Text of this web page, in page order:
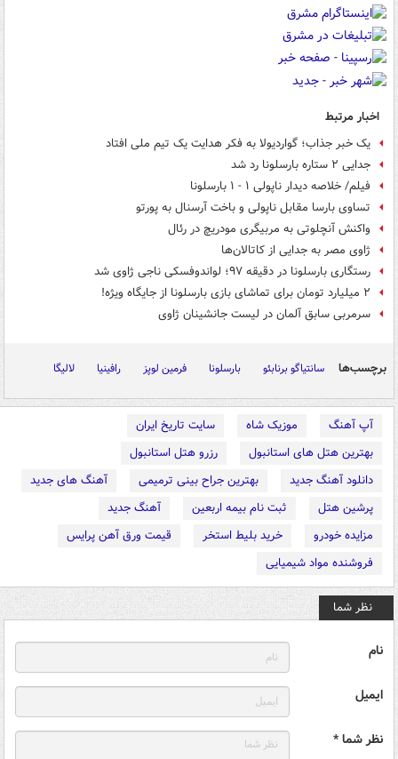
اخبار مرتبط
یک خبر جذاب؛ گواردیولا به فکر هدایت یک تیم ملی افتاد
جدایی ۲ ستاره بارسلونا رد شد
فیلم/ خلاصه دیدار ناپولی ۱ - ۱ بارسلونا
تساوی بارسا مقابل ناپولی و باخت آرسنال به پورتو
واکنش آنچلوتی به مربیگری مودریچ در رئال
ژاوی مصر به جدایی از کاتالان‌ها
رستگاری بارسلونا در دقیقه ۹۷؛ لواندوفسکی ناجی ژاوی شد
۲ میلیارد تومان برای تماشای بازی بارسلونا از جایگاه ویژه!
سرمربی سابق آلمان در لیست جانشینان ژاوی
برچسب‌ها سانتیاگو برنابئو بارسلونا فرمین لوپز رافینیا لالیگا
آپ آهنگ موزیک شاه
سایت تاریخ ایران
بهترین هتل های استانبول
رزرو هتل استانبول
دانلود آهنگ جدید
بهترین جراح بینی ترمیمی
آهنگ های جدید
پرشین هتل
ثبت نام بیمه اربعین
آهنگ جدید
مزایده خودرو
خرید بلیط استخر
قیمت ورق آهن پرایس
فروشنده مواد شیمیایی
نظر شما
نام
ایمیل
نظر شما *